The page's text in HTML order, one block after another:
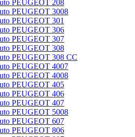
PEUGEOT 208
PEUGEOT 3008
PEUGEOT 301
PEUGEOT 306
PEUGEOT 307
PEUGEOT 308
PEUGEOT 308 CC
PEUGEOT 4007
PEUGEOT 4008
PEUGEOT 405
PEUGEOT 406
PEUGEOT 407
PEUGEOT 5008
PEUGEOT 607
PEUGEOT 806